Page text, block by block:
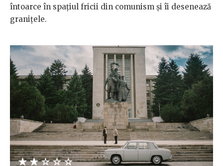
întoarce în spațiul fricii din comunism și îi desenează
granițele.
★★★★★
☆☆☆☆☆